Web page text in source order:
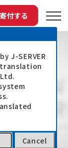
寄付する
J-SERVER
translation
Cancel